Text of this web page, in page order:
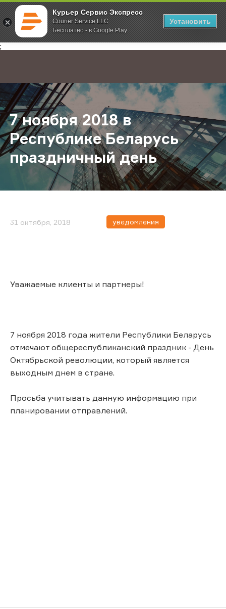
Курьер Сервис Экспресс
Courier Service LLC
Бесплатно - в Google Play
Установить
;
Главная О компании Новости 7 ноября 2018 в Республике
7 ноября 2018 в
Республике Беларусь
праздничный день
31 октября, 2018 уведомления
Уважаемые клиенты и партнеры!
7 ноября 2018 года жители Республики Беларусь
отмечают общереспубликанский праздник - День
Октябрьской революции, который является
выходным днем в стране.
Просьба учитывать данную информацию при
планировании отправлений.